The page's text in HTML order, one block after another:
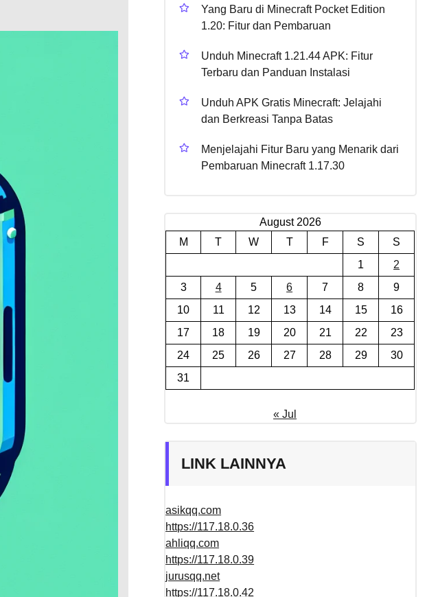
Yang Baru di Minecraft Pocket Edition
1.20: Fitur dan Pembaruan
Unduh Minecraft 1.21.44 APK: Fitur
Terbaru dan Panduan Instalasi
Unduh APK Gratis Minecraft: Jelajahi
dan Berkreasi Tanpa Batas
Menjelajahi Fitur Baru yang Menarik dari
Pembaruan Minecraft 1.17.30
August 2026
M
T W T F S
S
1
2
3
4 5 6 7 8
9
10
11 12 13 14 15
16
17
18 19 20 21 22
23
24
25 26 27 28 29
30
31
« Jul
LINK LAINNYA
asikqq.com
https://117.18.0.36
ahliqq.com
https://117.18.0.39
jurusqq.net
https://117.18.0.42